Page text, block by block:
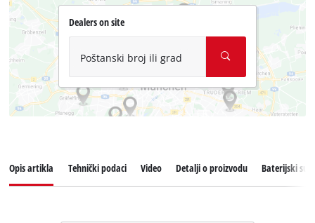
Dealers on site
Poštanski broj ili grad
Opis artikla Tehnički podaci Video Detalji o proizvodu Baterijski